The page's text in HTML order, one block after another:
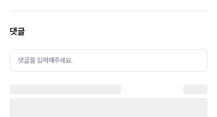
댓글
댓글을 입력해주세요.